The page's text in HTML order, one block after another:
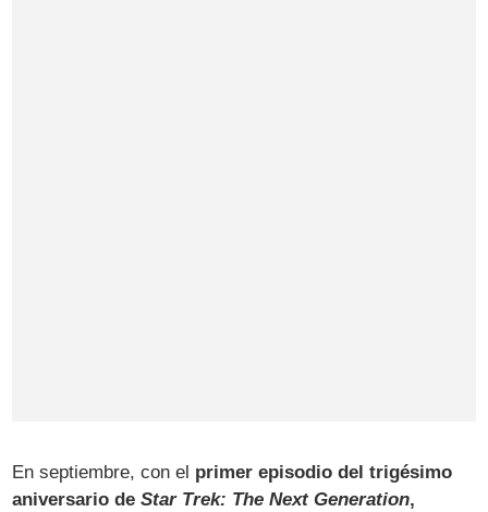
En septiembre, con el primer episodio del trigésimo
aniversario deStar Trek: The Next Generation,